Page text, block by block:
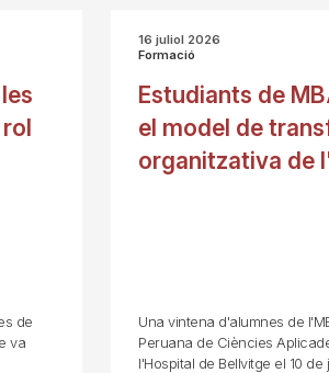
de
va
16 juliol 2026
Formació
Estudiants de
el model de
organitzativa de
Una vintena d'alumnes de
Peruana de Ciències
l'Hospital de Bellvitge el 10 de